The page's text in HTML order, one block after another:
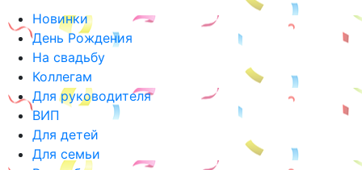
Новинки
День Рождения
На свадьбу
Коллегам
Для руководителя
ВИП
Для детей
Для семьи